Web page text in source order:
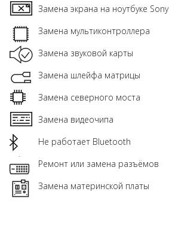
Замена экрана на ноутбуке Sony
Замена мультиконтроллера
Замена звуковой карты
Замена шлейфа матрицы
Замена северного моста
Замена видеочипа
Не работает Bluetooth
Ремонт или замена разъёмов
Замена материнской платы